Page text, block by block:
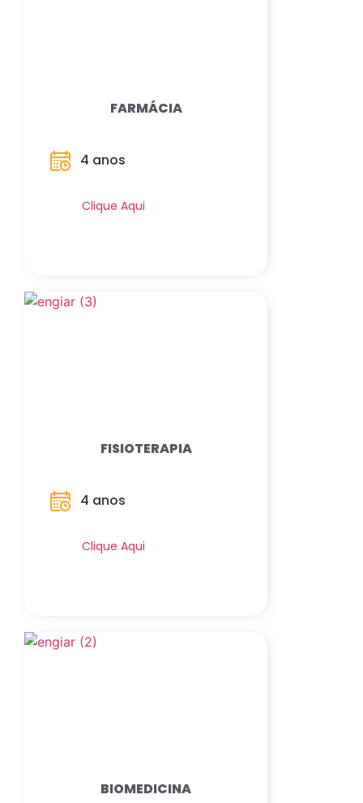
FARMÁCIA
4 anos
Clique Aqui
FISIOTERAPIA
4 anos
Clique Aqui
BIOMEDICINA